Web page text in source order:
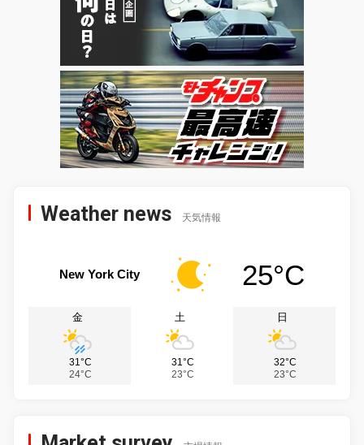
Weather news 天気情報
New York City 25°C
金
31°C
24°C
土
31°C
23°C
日
32°C
23°C